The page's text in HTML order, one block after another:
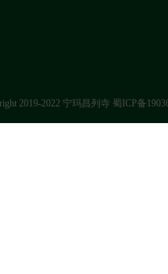
2019-2022 宁玛昌列寺 蜀ICP备